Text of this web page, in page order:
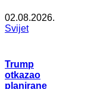
02.08.2026.
Svijet
Trump
otkazao
planirane